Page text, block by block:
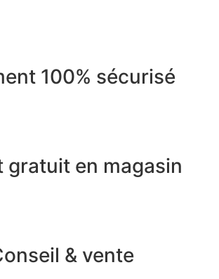
100% sécurisé
gratuit en magasin
& vente